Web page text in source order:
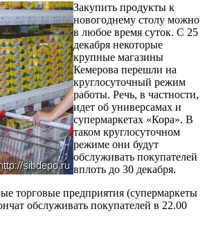
Закупить продукты к
новогоднему столу можно
в любое время суток. С 25
декабря некоторые
крупные магазины
Кемерова перешли на
круглосуточный режим
работы. Речь, в частности,
идет об универсамах и
супермаркетах «Кора». В
таком круглосуточном
режиме они будут
обслуживать покупателей
вплоть до 30 декабря.
торговые предприятия (супермаркеты
обслуживать покупателей в 22.00